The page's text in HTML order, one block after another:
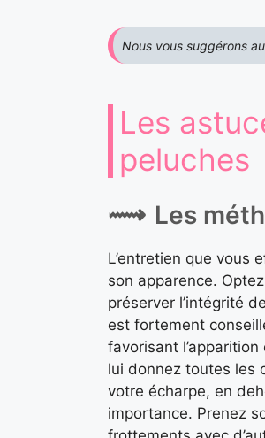
Nous vous suggérons
Les
peluches
Les
L’entretien que vous
son apparence.
préserver l’intégrité
est fortement
favorisant
lui donnez toutes les
votre écharpe, en
importance. Prenez